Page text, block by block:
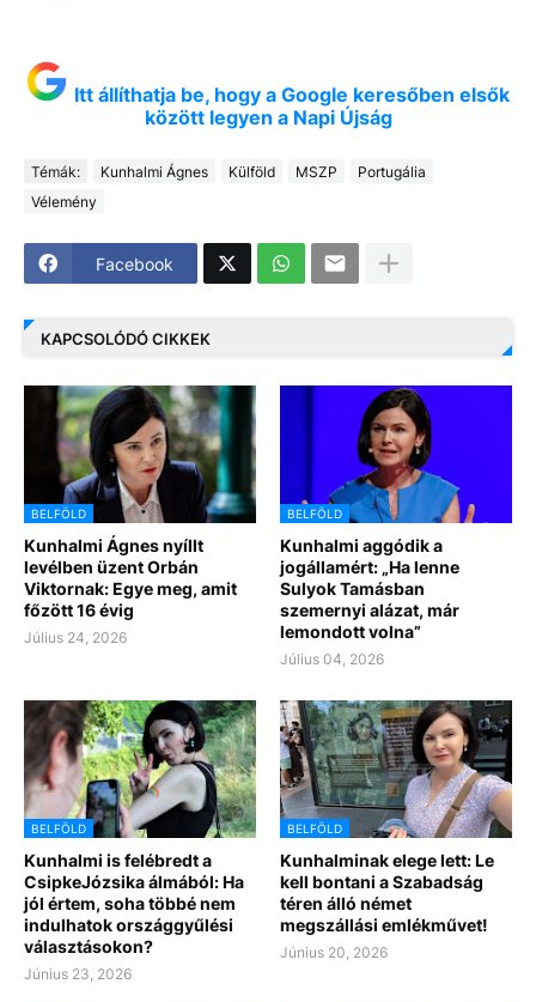
Itt állíthatja be, hogy a Google keresőben elsők
között legyen a Napi Újság
Témák: Kunhalmi Ágnes Külföld MSZP
Portugália
Vélemény
Facebook
KAPCSOLÓDÓ CIKKEK
BELFÖLD
Kunhalmi Ágnes nyíllt
levélben üzent Orbán
Viktornak: Egye meg, amit
főzött 16 évig
Július 24, 2026
BELFÖLD
Kunhalmi aggódik a
jogállamért: „Ha lenne
Sulyok Tamásban
szemernyi alázat, már
lemondott volna”
Július 04, 2026
BELFÖLD
Kunhalmi is felébredt a
CsipkeJózsika álmából: Ha
jól értem, soha többé nem
indulhatok országgyűlési
választásokon?
Június 23, 2026
BELFÖLD
Kunhalminak elege lett: Le
kell bontani a Szabadság
téren álló német
megszállási emlékművet!
Június 20, 2026